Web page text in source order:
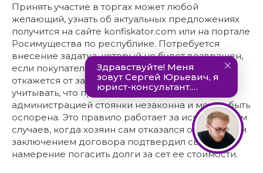
Принять участие в торгах может любой
желающий, узнать об актуальных предложениях
получится на сайте konfiskator.com или на портале
Росимущества по республике. Потребуется
внесение задатка, который не будет возвращен,
если покупатель, ставший победителем,
откажется от заключения сделки. Следует
учитывать, что продажа авто напрямую
администрацией стоянки незаконна и может быть
оспорена. Это правило работает за исключением
случаев, когда хозяин сам отказался от машины и
заключением договора подтвердил свое
намерение погасить долги за сет ее стоимости.